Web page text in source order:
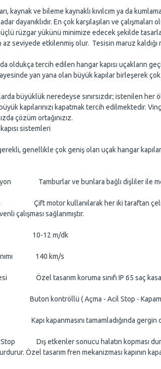
kaynak ve bileme kaynaklı kıvılcım ya da
dayanıklıdır. En çok karşılaşılan ve
rüzgar yükünü minimize edecek şekilde
seviyede etkilenmiş olur. Tesisin maruz kaldığı
oldukça tercih edilen hangar kapısı uçakların
yan yana olan büyük kapılar birleşerek
büyüklük neredeyse sınırsızdır; istenilen her
kapılarınızı kapatmak tercih edilmektedir.
çözüm ortağınızız.
sistemleri
genellikle çok geniş olan uçak hangar
Tamburlar ve bunlara bağlı dişliler ile
Çift motor kullanılarak her iki taraftan çelik
çalışması sağlanmıştır.
10-12 m/dk
140 km/s
Özel tasarım koruma sınıfı IP 65 saç kasa
kontröllü ( Açma - Acil Stop - Kapama )
kapanmasını tamamladığında gergin olan
Dış etkenler sonucu halatın kopması
Özel tasarım fren mekanizması kapının